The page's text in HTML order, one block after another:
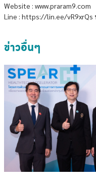
Website : www.praram9.com
Line : https://lin.ee/vR9xrQs
ข่าวอื่นๆ